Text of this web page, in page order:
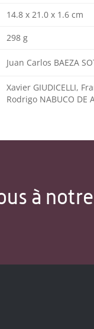
14.8 x 21.0 x 1.6 cm
298 g
Juan Carlos BAEZA
Xavier GIUDICELLI,
Rodrigo NABUCO DE
à